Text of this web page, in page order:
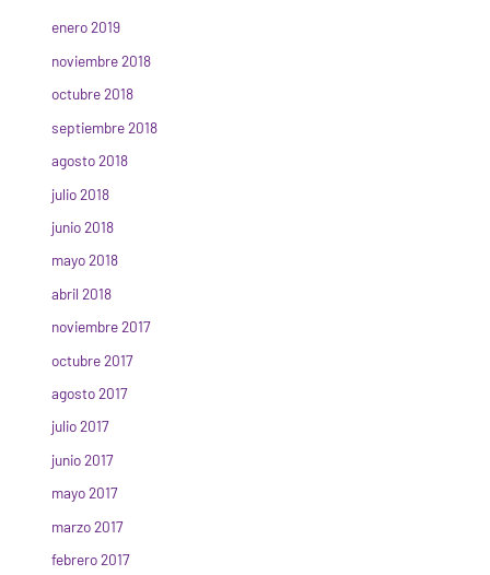
enero 2019
noviembre 2018
octubre 2018
septiembre 2018
agosto 2018
julio 2018
junio 2018
mayo 2018
abril 2018
noviembre 2017
octubre 2017
agosto 2017
julio 2017
junio 2017
mayo 2017
marzo 2017
febrero 2017